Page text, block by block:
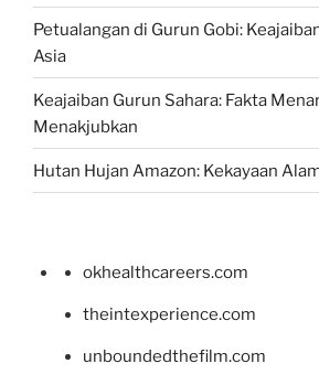
Petualangan di Gurun Gobi:
Asia
Keajaiban Gurun Sahara: Fakta
Menakjubkan
Hutan Hujan Amazon: Kekayaan
okhealthcareers.com
theintexperience.com
unboundedthefilm.com